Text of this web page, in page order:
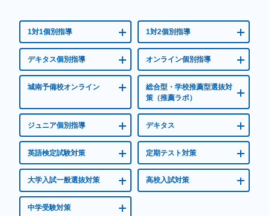
1対1個別指導 1対2個別指導
デキタス個別指導 オンライン個別指導
城南予備校オンライン
総合型・学校推薦型選抜対
策（推薦ラボ）
ジュニア個別指導 デキタス
英語検定試験対策 定期テスト対策
大学入試一般選抜対策 高校入試対策
中学受験対策